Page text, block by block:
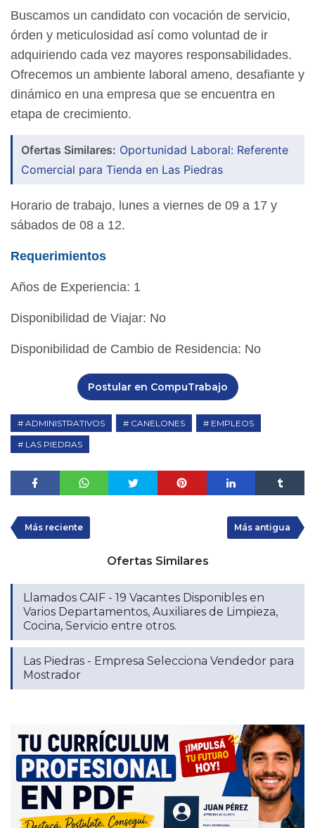
Buscamos un candidato con vocación de servicio,
órden y meticulosidad así como voluntad de ir
adquiriendo cada vez mayores responsabilidades.
Ofrecemos un ambiente laboral ameno, desafiante y
dinámico en una empresa que se encuentra en
etapa de crecimiento.
Ofertas Similares: Oportunidad Laboral: Referente
Comercial para Tienda en Las Piedras
Horario de trabajo, lunes a viernes de 09 a 17 y
sábados de 08 a 12.
Requerimientos
Años de Experiencia: 1
Disponibilidad de Viajar: No
Disponibilidad de Cambio de Residencia: No
Postular en CompuTrabajo
ADMINISTRATIVOS CANELONES
EMPLEOS
LAS PIEDRAS
Más reciente Más antigua
Ofertas Similares
Llamados CAIF - 19 Vacantes Disponibles en
Varios Departamentos, Auxiliares de Limpieza,
Cocina, Servicio entre otros.
Las Piedras - Empresa Selecciona Vendedor para
Mostrador